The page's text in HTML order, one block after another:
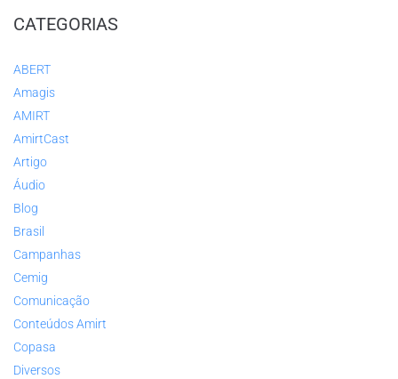
CATEGORIAS
ABERT
Amagis
AMIRT
AmirtCast
Artigo
Áudio
Blog
Brasil
Campanhas
Cemig
Comunicação
Conteúdos Amirt
Copasa
Diversos